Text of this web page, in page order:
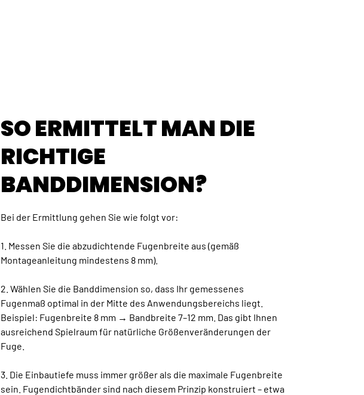
SO ERMITTELT MAN DIE
RICHTIGE
BANDDIMENSION?
Bei der Ermittlung gehen Sie wie folgt vor:
1. Messen Sie die abzudichtende Fugenbreite aus (gemäß
Montageanleitung mindestens 8 mm).
2. Wählen Sie die Banddimension so, dass Ihr gemessenes
Fugenmaß optimal in der Mitte des Anwendungsbereichs liegt.
Beispiel: Fugenbreite 8 mm → Bandbreite 7–12 mm. Das gibt Ihnen
ausreichend Spielraum für natürliche Größenveränderungen der
Fuge.
3. Die Einbautiefe muss immer größer als die maximale Fugenbreite
sein. Fugendichtbänder sind nach diesem Prinzip konstruiert – etwa